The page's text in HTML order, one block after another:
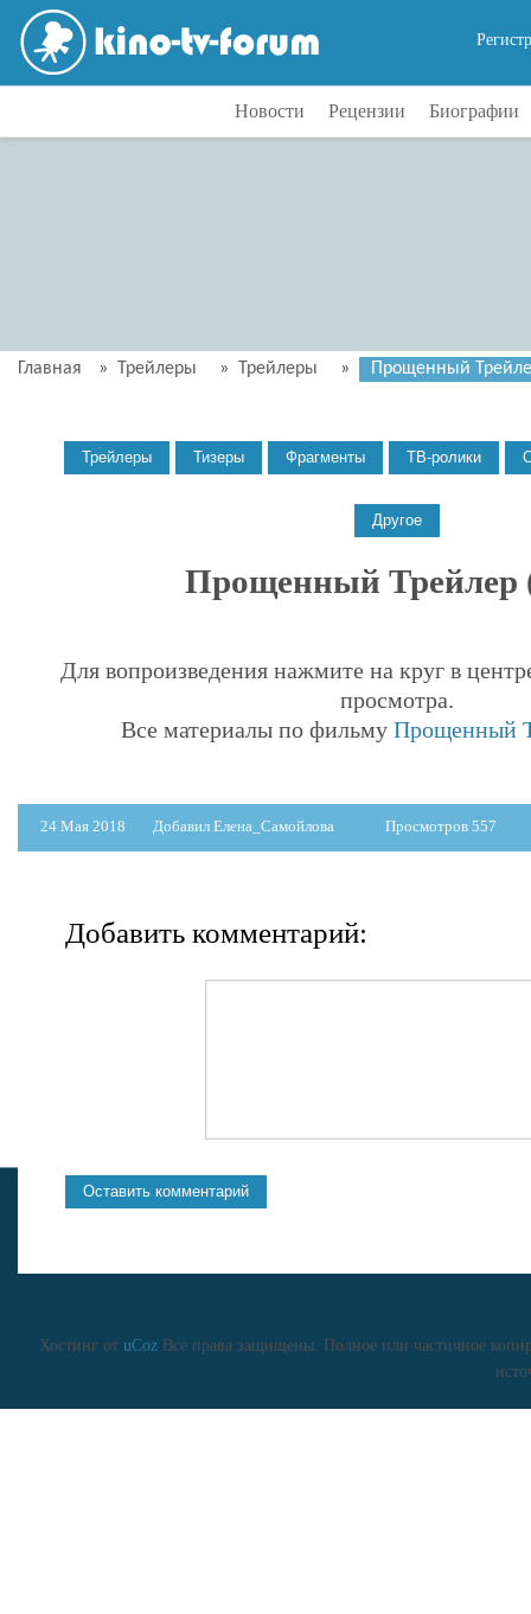
Новости Рецензии Биографии
Главная » Трейлеры » Трейлеры » Прощенный
Прощенный Трейлер
Для вопроизведения нажмите на круг в
просмотра.
Все материалы по фильму Прощенный
24 Мая 2018 Добавил Елена_Самойлова Просмотров 557
Добавить комментарий:
Хостинг от uCozВсе права защищены. Полное или частичное